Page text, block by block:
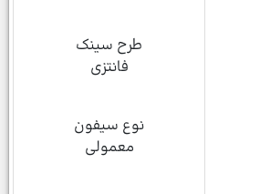
طرح سینک
فانتزی
نوع سیفون
معمولی